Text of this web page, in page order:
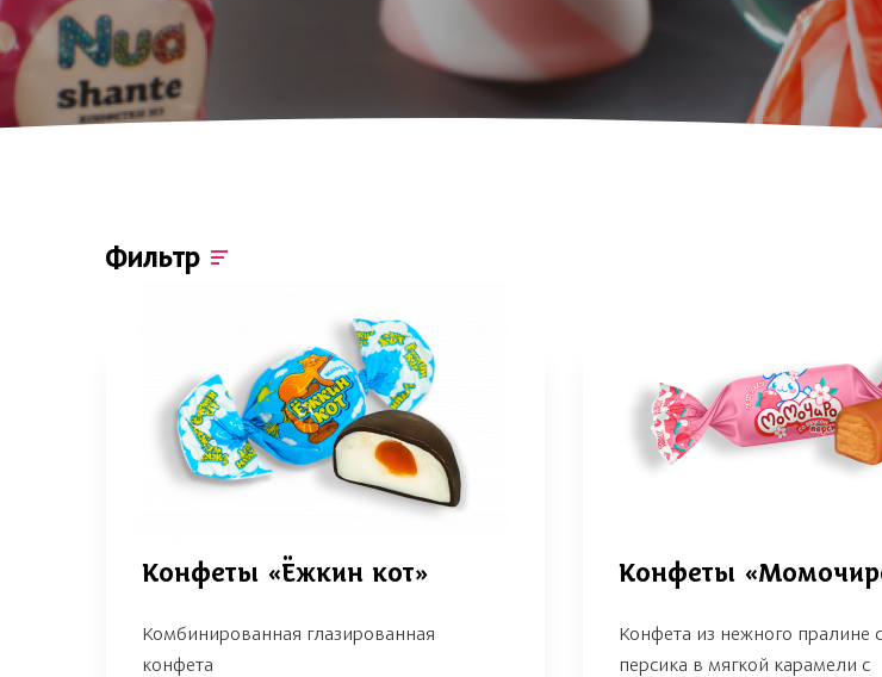
Фильтр
Конфеты «Ёжкин кот»
Комбинированная глазированная
конфета
Конфеты
Конфета из нежного пралине
персика в мягкой карамели с